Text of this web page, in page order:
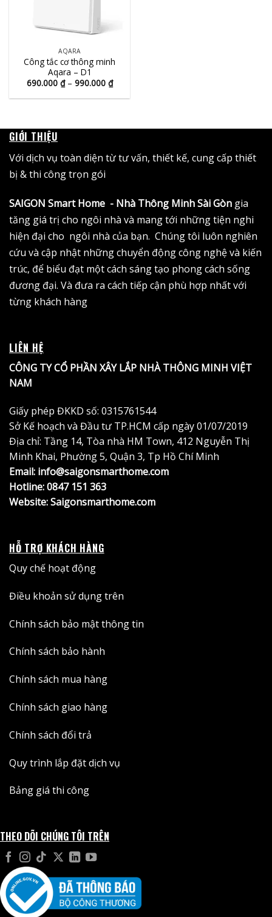
AQARA
Công tắc cơ thông minh
Aqara – D1
690.000 ₫ – 990.000 ₫Khoảng
giá:
từ
GIỚI THIỆU
Với dịch vụ toàn diện từ tư vấn, thiết kế, cung cấp thiết
bị & thi công trọn gói
SAIGON Smart Home - Nhà Thông Minh Sài Gòn gia
tăng giá trị cho ngôi nhà và mang tới những tiện nghi
hiện đại cho ngôi nhà của bạn. Chúng tôi luôn nghiên
cứu và cập nhật những chuyển động công nghệ và kiến
trúc, để biểu đạt một cách sáng tạo phong cách sống
đương đại. Và đưa ra cách tiếp cận phù hợp nhất với
từng khách hàng
LIÊN HỆ
CÔNG TY CỔ PHẦN XÂY LẮP NHÀ THÔNG MINH VIỆT
NAM
Giấy phép ĐKKD số: 0315761544
Sở Kế hoạch và Đầu tư TP.HCM cấp ngày 01/07/2019
Địa chỉ: Tầng 14, Tòa nhà HM Town, 412 Nguyễn Thị
Minh Khai, Phường 5, Quận 3, Tp Hồ Chí Minh
Email: info@saigonsmarthome.com
Hotline:0847 151 363
Website:Saigonsmarthome.com
HỖ TRỢ KHÁCH HÀNG
Quy chế hoạt động
Điều khoản sử dụng trên
Chính sách bảo mật thông tin
Chính sách bảo hành
Chính sách mua hàng
Chính sách giao hàng
Chính sách đổi trả
Quy trình lắp đặt dịch vụ
Bảng giá thi công
THEO DÕI CHÚNG TÔI TRÊN